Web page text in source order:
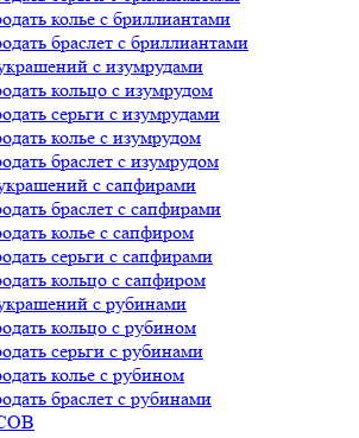
колье с бриллиантами
браслет с бриллиантами
с изумрудами
кольцо с изумрудом
серьги с изумрудами
колье с изумрудом
браслет с изумрудом
с сапфирами
браслет с сапфирами
колье с сапфиром
серьги с сапфирами
кольцо с сапфиром
с рубинами
кольцо с рубином
серьги с рубинами
колье с рубином
браслет с рубинами